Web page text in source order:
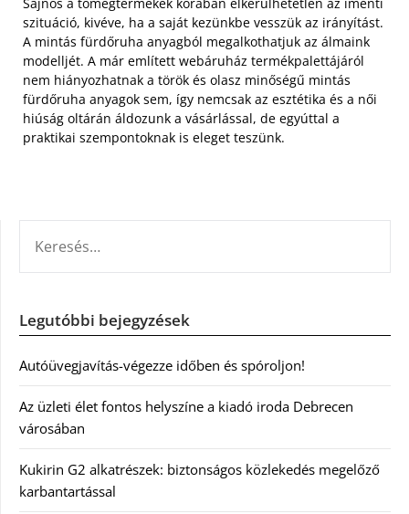
szituáció, kivéve, ha a saját kezünkbe vesszük az irányítást.
A mintás fürdőruha anyagból megalkothatjuk az álmaink
modelljét. A már említett webáruház termékpalettájáról
nem hiányozhatnak a török és olasz minőségű mintás
fürdőruha anyagok sem, így nemcsak az esztétika és a női
hiúság oltárán áldozunk a vásárlással, de egyúttal a
praktikai szempontoknak is eleget teszünk.
Legutóbbi bejegyzések
Autóüvegjavítás-végezze időben és spóroljon!
Az üzleti élet fontos helyszíne a kiadó iroda Debrecen
városában
Kukirin G2 alkatrészek: biztonságos közlekedés megelőző
karbantartással